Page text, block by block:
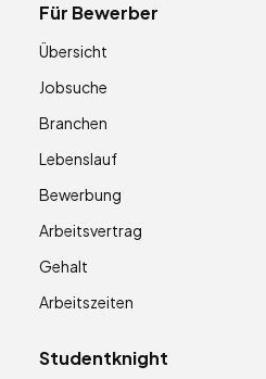
Für Bewerber
Übersicht
Jobsuche
Branchen
Lebenslauf
Bewerbung
Arbeitsvertrag
Gehalt
Arbeitszeiten
Studentknight